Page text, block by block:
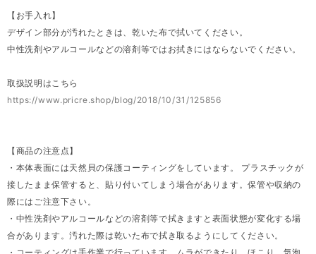
【お手入れ】
デザイン部分が汚れたときは、乾いた布で拭いてください。
中性洗剤やアルコールなどの溶剤等ではお拭きにはならないでください。
取扱説明はこちら
https://www.pricre.shop/blog/2018/10/31/125856
【商品の注意点】
・本体表面には天然貝の保護コーティングをしています。 プラスチックが
接したまま保管すると、貼り付いてしまう場合があります。保管や収納の
際にはご注意下さい。
・中性洗剤やアルコールなどの溶剤等で拭きますと表面状態が変化する場
合があります。汚れた際は乾いた布で拭き取るようにしてください。